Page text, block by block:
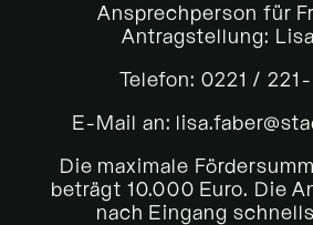
Ansprechperson für
Antragstellung:
Telefon: 0221 /
E-Mail an:
Die maximale
beträgt 10.000 Euro. Die
nach Eingang